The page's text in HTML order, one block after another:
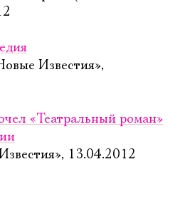
Известия»,
«Театральный роман»
13.04.2012